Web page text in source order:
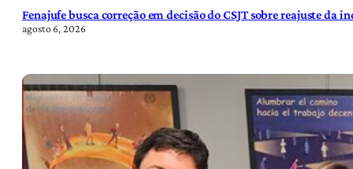
Fenajufe busca correção em decisão do CSJT sobre reajuste da
agosto 6, 2026